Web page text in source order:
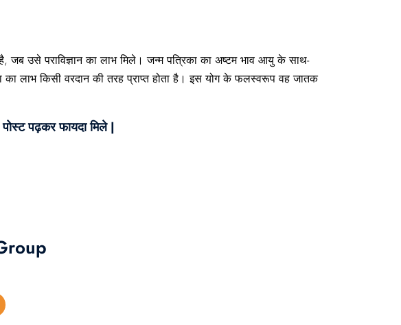
जब उसे पराविज्ञान का लाभ मिले। जन्म पत्रिका का अष्टम भाव आयु के साथ-
का लाभ किसी वरदान की तरह प्राप्त होता है। इस योग के फलस्वरूप वह जातक
पढ़कर फायदा मिले |